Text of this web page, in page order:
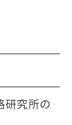
研究所の